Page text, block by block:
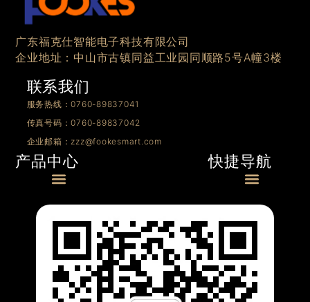
广东福克仕智能电子科技有限公司
企业地址：中山市古镇同益工业园同顺路5号A幢3楼
联系我们
服务热线：0760-89837041
传真号码：0760-89837042
企业邮箱：zzz@fookesmart.com
产品中心
Menu
快捷导航
Menu